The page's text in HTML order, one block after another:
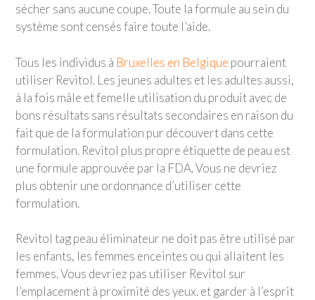
sécher sans aucune coupe. Toute la formule au sein du
système sont censés faire toute l’aide.
Tous les individus à Bruxelles en Belgique pourraient
utiliser Revitol. Les jeunes adultes et les adultes aussi,
à la fois mâle et femelle utilisation du produit avec de
bons résultats sans résultats secondaires en raison du
fait que de la formulation pur découvert dans cette
formulation. Revitol plus propre étiquette de peau est
une formule approuvée par la FDA. Vous ne devriez
plus obtenir une ordonnance d’utiliser cette
formulation.
Revitol tag peau éliminateur ne doit pas être utilisé par
les enfants, les femmes enceintes ou qui allaitent les
femmes. Vous devriez pas utiliser Revitol sur
l’emplacement à proximité des yeux. et garder à l’esprit